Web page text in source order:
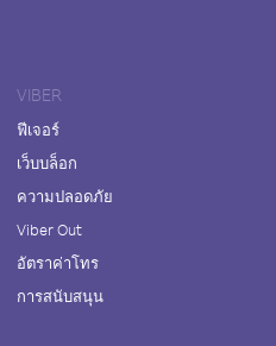
VIBER
ฟีเจอร์
เว็บบล็อก
ความปลอดภัย
Viber Out
อัตราค่าโทร
การสนับสนุน